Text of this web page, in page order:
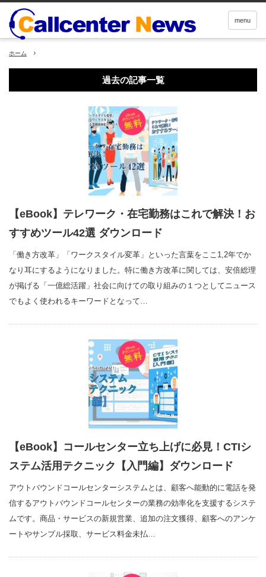
menu
ホーム
過去の記事一覧
【eBook】テレワーク・在宅勤務はこれで解決！お
すすめツール42選 ダウンロード
「働き方改革」「ワークスタイル変革」といった言葉をここ1,2年でか
なり耳にするようになりました。特に働き方改革に関しては、安倍総理
が掲げる「一億総活躍」社会に向けての取り組みの１つとしてニュース
でもよく使われるキーワードとなって…
【eBook】コールセンター立ち上げに必見！CTIシ
ステム活用テクニック【入門編】ダウンロード
アウトバウンドコールセンターシステムとは、顧客へ能動的に電話を発
信するアウトバウンドコールセンターの業務の効率化を支援するシステ
ムです。商品・サービスの新規営業、追加の注文獲得、顧客へのアンケ
ートやサンプル採取、サービス料金未払…